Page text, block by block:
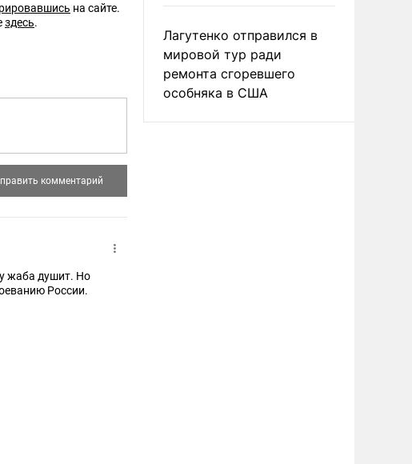
на сайте.
здесь.
жаба душит. Но
России.
Лагутенко отправился в
мировой тур ради
ремонта сгоревшего
особняка в США